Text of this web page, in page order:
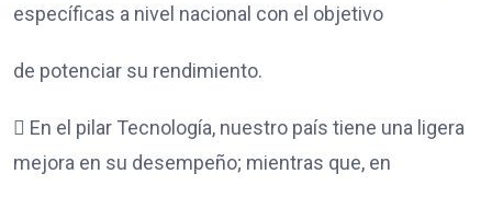
específicas a nivel nacional con el objetivo
de potenciar su rendimiento.
 En el pilar Tecnología, nuestro país tiene una ligera
mejora en su desempeño; mientras que, en